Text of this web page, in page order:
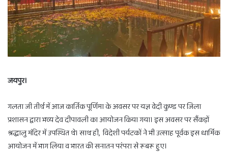
जयपुर।
गलता जी तीर्थ में आज कार्तिक पूर्णिमा के अवसर पर यज्ञ वेदी कुण्ड पर जिला
प्रशासन द्वारा भव्य देव दीपावली का आयोजन किया गया। इस अवसर पर सैंकड़ों
श्रद्धालु मंदिर में उपस्थित थे। साथ ही, विदेशी पर्यटकों ने भी उत्साह पूर्वक इस धार्मिक
आयोजन में भाग लिया व भारत की सनातन परंपरा से रूबरू हुए।